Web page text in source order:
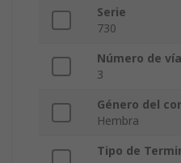
Serie
730
Número de
3
Género del
Hembra
Tipo de